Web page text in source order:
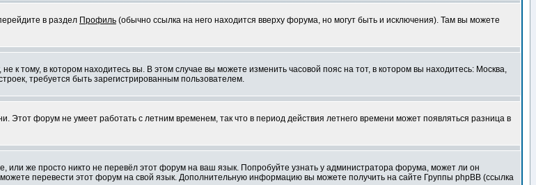
в раздел Профиль (обычно ссылка на него находится вверху форума, но могут быть и исключения). Там вы можете
к тому, в котором находитесь вы. В этом случае вы можете изменить часовой пояс на тот, в котором вы находитесь: Москва,
требуется быть зарегистрированным пользователем.
Этот форум не умеет работать с летним временем, так что в период действия летнего времени может появляться разница в
или же просто никто не перевёл этот форум на ваш язык. Попробуйте узнать у администратора форума, может ли он
перевести этот форум на свой язык. Дополнительную информацию вы можете получить на сайте Группы phpBB (ссылка